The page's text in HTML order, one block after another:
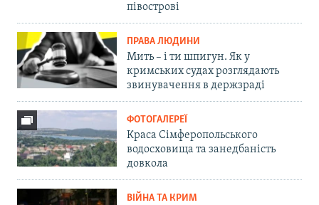
півострові
ПРАВА ЛЮДИНИ
Мить – і ти шпигун. Як у
кримських судах розглядають
звинувачення в держзраді
ФОТОГАЛЕРЕЇ
Краса Сімферопольського
водосховища та занедбаність
довкола
ВІЙНА ТА КРИМ